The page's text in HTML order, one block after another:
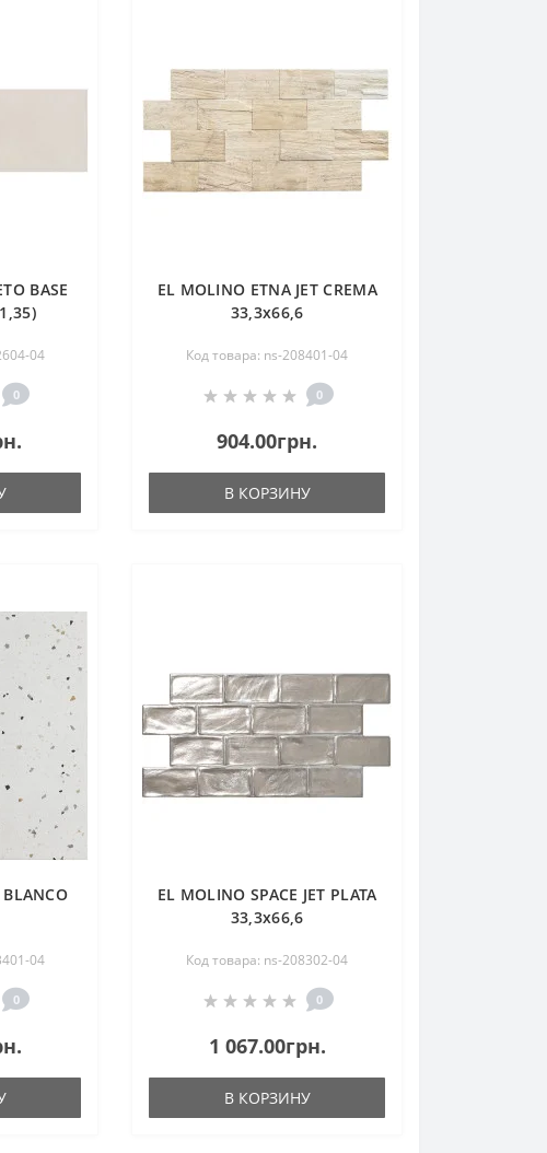
BASE
04
0
EL MOLINO ЕТNА JET CREMA
33,3х66,6
Код товара: ns-208401-04
0
904.00грн.
В КОРЗИНУ
04
0
EL MOLINO SPACE JET PLATA
33,3х66,6
Код товара: ns-208302-04
0
1 067.00грн.
В КОРЗИНУ